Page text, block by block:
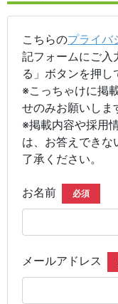
こちらのプライバ
記フォームにご入
る」ボタンを押し
※こっちゃけに掲
せのみお願いしま
※掲載内容や採用
は、お答えできな
了承ください。
お名前 必須
メールアドレス